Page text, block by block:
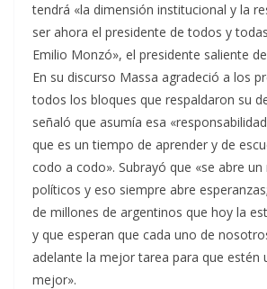
tendrá «la dimensión institucional y la
ser ahora el presidente de todos y
Emilio Monzó», el presidente saliente
En su discurso Massa agradeció a los
todos los bloques que respaldaron su
señaló que asumía esa
que es un tiempo de aprender y de
codo a codo». Subrayó que «se abre
políticos y eso siempre abre
de millones de argentinos que hoy la
y que esperan que cada uno de
adelante la mejor tarea para que estén
mejor».